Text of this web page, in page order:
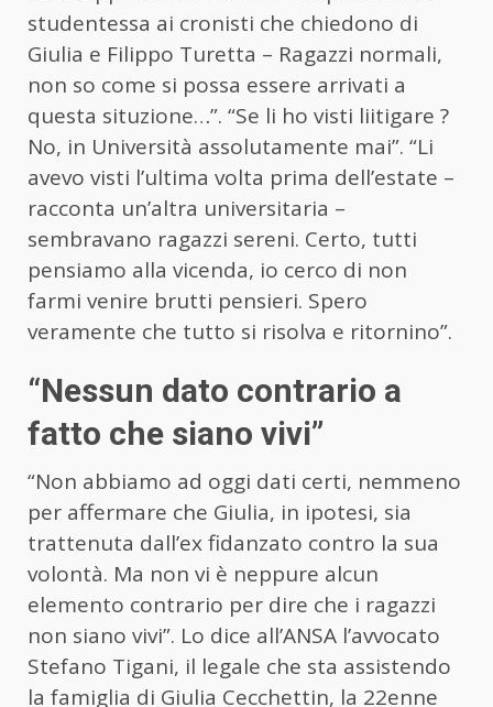
studentessa ai cronisti che chiedono di
Giulia e Filippo Turetta – Ragazzi normali,
non so come si possa essere arrivati a
questa situzione…”. “Se li ho visti liitigare ?
No, in Università assolutamente mai”. “Li
avevo visti l’ultima volta prima dell’estate –
racconta un’altra universitaria –
sembravano ragazzi sereni. Certo, tutti
pensiamo alla vicenda, io cerco di non
farmi venire brutti pensieri. Spero
veramente che tutto si risolva e ritornino”.
“Nessun dato contrario a
fatto che siano vivi”
“Non abbiamo ad oggi dati certi, nemmeno
per affermare che Giulia, in ipotesi, sia
trattenuta dall’ex fidanzato contro la sua
volontà. Ma non vi è neppure alcun
elemento contrario per dire che i ragazzi
non siano vivi”. Lo dice all’ANSA l’avvocato
Stefano Tigani, il legale che sta assistendo
la famiglia di Giulia Cecchettin, la 22enne